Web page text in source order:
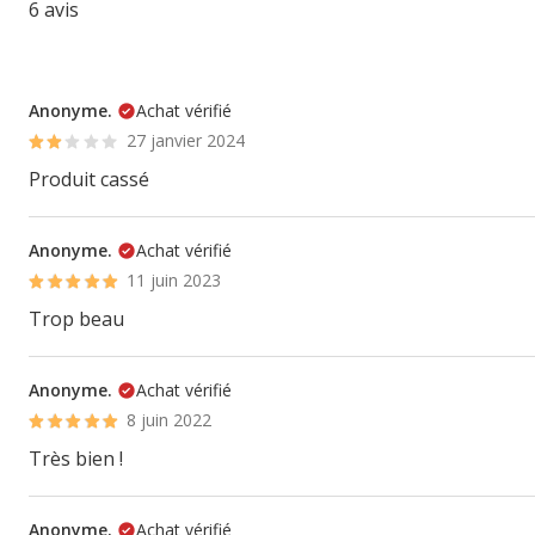
6 avis
Anonyme.
Achat vérifié
27 janvier 2024
Produit cassé
Anonyme.
Achat vérifié
11 juin 2023
Trop beau
Anonyme.
Achat vérifié
8 juin 2022
Très bien !
Anonyme. Achat vérifié